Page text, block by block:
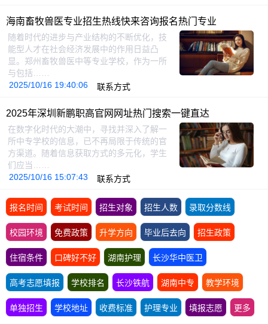
海南畜牧兽医专业招生热线快来咨询报名热门专业
随着时代的进步与产业结构的不断优化，技
能型人才在社会经济发展中的作用日益凸
显。郑州畜牧兽医中等专业学校，作为一所
与包括……
2025/10/16 19:40:06
联系方式
2025年深圳新鹏职高官网网址热门搜索一键直达
在数字化时代的大潮中，寻找并深入了解一
所中专学校的信息，已不再局限于传统的官
方渠道。随着信息获取方式的多元化，学生
们应当……
2025/10/16 15:07:43
联系方式
报名时间 考试时间 招生对象 招生人数 录取分数线
校园环境 免费政策 升学方向 毕业后去向 招生政策
住宿条件 口碑好不好 湖南护理 长沙华中医卫
高考志愿填报 学校排名 长沙铁航 湖南中专 教学环境
单独招生 学校地址 收费标准 护理专业 填报志愿 更多